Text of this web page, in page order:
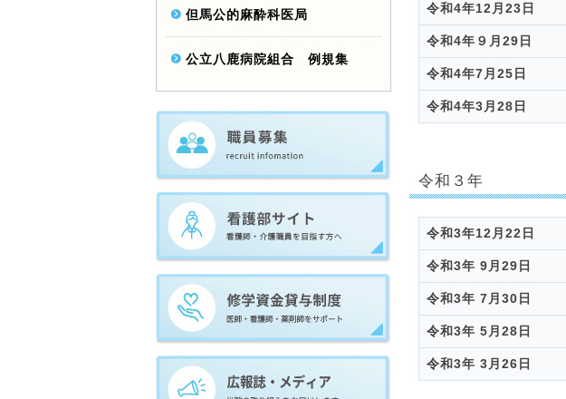
令和4年12月23日
令和4年９月29日
令和4年7月25日
令和4年3月28日
令和３年
令和3年12月22日
令和3年 9月29日
令和3年 7月30日
令和3年 5月28日
令和3年 3月26日
但馬公的麻酔科医局
公立八鹿病院組合 例規集